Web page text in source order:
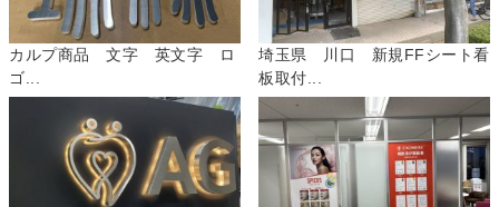
カルプ商品 文字 英文字 ロ
ゴ...
埼玉県 川口 新規FFシート看
板取付...